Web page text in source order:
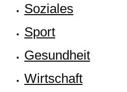
Sozia­les
Sport
Gesund­heit
Wirt­schaft